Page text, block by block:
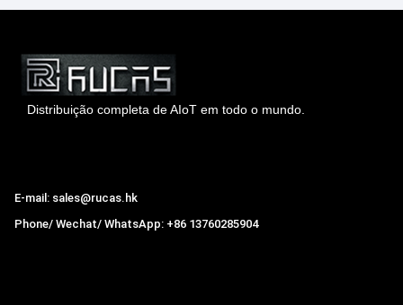
Distribuição completa de AIoT em todo o mundo.
E-mail: sales@rucas.hk
Phone/ Wechat/ WhatsApp: +86 13760285904